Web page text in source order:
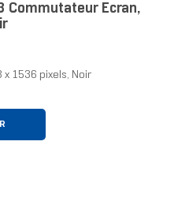
Commutateur Écran,
x 1536 pixels, Noir